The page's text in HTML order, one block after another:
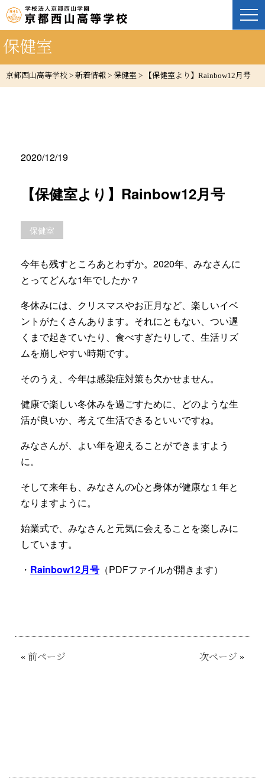
保健室
京都西山高等学校 > 新着情報 > 保健室 > 【保健室より】Rainbow12月号
2020/12/19
【保健室より】Rainbow12月号
保健室
今年も残すところあとわずか。2020年、みなさんに
とってどんな1年でしたか？
冬休みには、クリスマスやお正月など、楽しいイベ
ントがたくさんあります。それにともない、つい遅
くまで起きていたり、食べすぎたりして、生活リズ
ムを崩しやすい時期です。
そのうえ、今年は感染症対策も欠かせません。
健康で楽しい冬休みを過ごすために、どのような生
活が良いか、考えて生活できるといいですね。
みなさんが、よい年を迎えることができますよう
に。
そして来年も、みなさんの心と身体が健康な１年と
なりますように。
始業式で、みなさんと元気に会えることを楽しみに
しています。
・ Rainbow12月号 （PDFファイルが開きます）
« 前ページ 次ページ »